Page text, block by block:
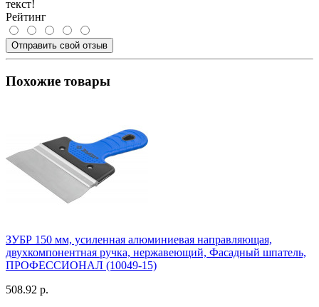
текст!
Рейтинг
Отправить свой отзыв
Похожие товары
ЗУБР 150 мм, усиленная алюминиевая направляющая,
двухкомпонентная ручка, нержавеющий, Фасадный шпатель,
ПРОФЕССИОНАЛ (10049-15)
508.92 р.